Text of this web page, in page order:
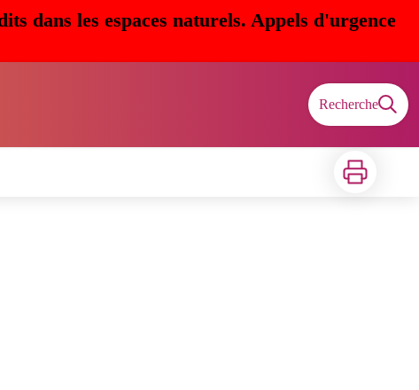
dans les espaces naturels. Appels d'urgence
Recherche
Imprimer